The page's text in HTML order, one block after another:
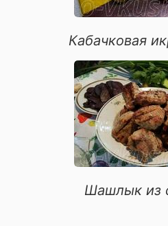
Кабачковая
Шашлык из